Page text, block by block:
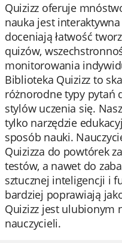
Quizizz oferuje
nauka jest
doceniają łatwość
quizów,
monitorowania
Biblioteka Quizizz to
różnorodne typy pytań
stylów uczenia się.
tylko narzędzie
sposób nauki.
Quizizza do powtórek
testów, a nawet do
sztucznej inteligencji i
bardziej poprawiają
Quizizz jest ulubionym
nauczycieli.